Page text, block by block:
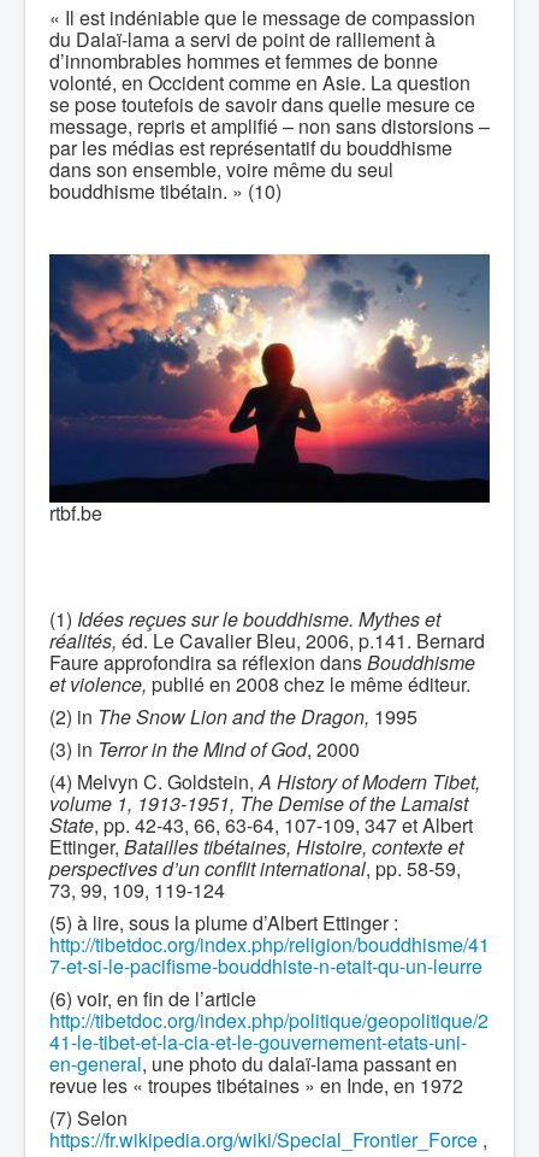
« Il est indéniable que le message de compassion
du Dalaï-lama a servi de point de ralliement à
d’innombrables hommes et femmes de bonne
volonté, en Occident comme en Asie. La question
se pose toutefois de savoir dans quelle mesure ce
message, repris et amplifié – non sans distorsions –
par les médias est représentatif du bouddhisme
dans son ensemble, voire même du seul
bouddhisme tibétain. » (10)
rtbf.be
(1) Idées reçues sur le bouddhisme. Mythes et
réalités, éd. Le Cavalier Bleu, 2006, p.141. Bernard
Faure approfondira sa réflexion dansBouddhisme
et violence, publié en 2008 chez le même éditeur.
(2) in The Snow Lion and the Dragon, 1995
(3) in Terror in the Mind of God, 2000
(4) Melvyn C. Goldstein,A History of Modern Tibet,
volume 1, 1913-1951, The Demise of the Lamaist
State, pp. 42-43, 66, 63-64, 107-109, 347 et Albert
Ettinger, Batailles tibétaines, Histoire, contexte et
perspectives d’un conflit international, pp. 58-59,
73, 99, 109, 119-124
(5) à lire, sous la plume d’Albert Ettinger :
http://tibetdoc.org/index.php/religion/bouddhisme/41
7-et-si-le-pacifisme-bouddhiste-n-etait-qu-un-leurre
(6) voir, en fin de l’article
http://tibetdoc.org/index.php/politique/geopolitique/2
41-le-tibet-et-la-cia-et-le-gouvernement-etats-uni-
en-general, une photo du dalaï-lama passant en
revue les « troupes tibétaines » en Inde, en 1972
(7) Selon
https://fr.wikipedia.org/wiki/Special_Frontier_Force ,